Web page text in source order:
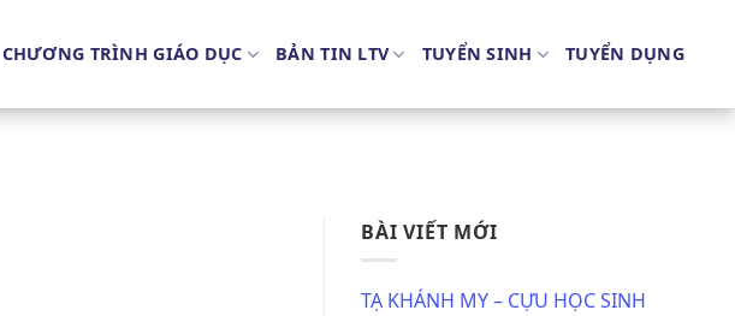
CHƯƠNG TRÌNH GIÁO DỤC BẢN TIN LTV TUYỂN SINH TUYỂN DỤNG
BÀI VIẾT MỚI
TẠ KHÁNH MY – CỰU HỌC SINH